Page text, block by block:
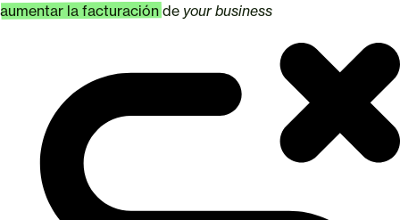
aumentar la facturación de your business